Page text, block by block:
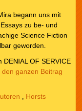
begann uns mit
zu be- und
Science Fiction
geworden.
OF SERVICE
den ganzen Beitrag
, Horsts